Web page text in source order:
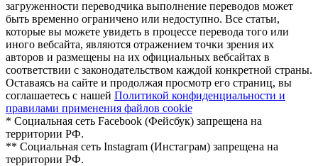
загруженности переводчика выполнение переводов может
быть временно ограничено или недоступно. Все статьи,
которые вы можете увидеть в процессе перевода того или
иного вебсайта, являются отражением точки зрения их
авторов и размещены на их официальных вебсайтах в
соответствии с законодательством каждой конкретной страны.
Оставаясь на сайте и продолжая просмотр его страниц, вы
соглашаетесь с нашей Политикой конфиденциальности и
правилами применения файлов cookie
* Социальная сеть Facebook (Фейсбук) запрещена на
территории РФ.
** Социальная сеть Instagram (Инстаграм) запрещена на
территории РФ.